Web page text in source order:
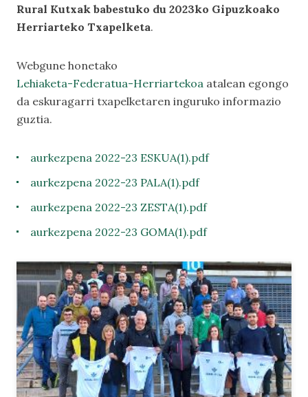
Rural Kutxak babestuko du 2023ko Gipuzkoako
Herriarteko Txapelketa.
Webgune honetako
Lehiaketa-Federatua-Herriartekoa atalean egongo
da eskuragarri txapelketaren inguruko informazio
guztia.
aurkezpena 2022-23 ESKUA(1).pdf
aurkezpena 2022-23 PALA(1).pdf
aurkezpena 2022-23 ZESTA(1).pdf
aurkezpena 2022-23 GOMA(1).pdf